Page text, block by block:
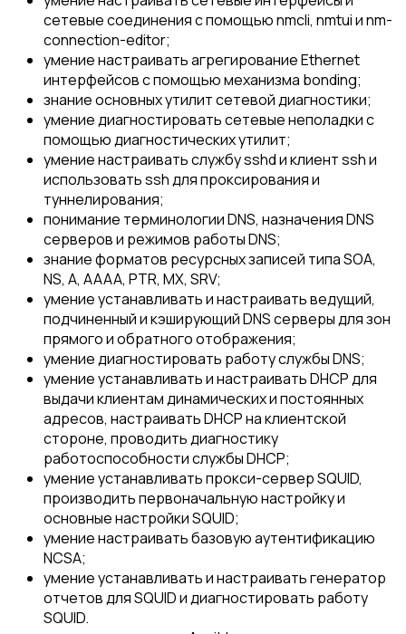
сетевые соединения с помощью nmcli, nmtui и nm-
connection-editor;
умение настраивать агрегирование Ethernet
интерфейсов с помощью механизма bonding;
знание основных утилит сетевой диагностики;
умение диагностировать сетевые неполадки с
помощью диагностических утилит;
умение настраивать службу sshd и клиент ssh и
использовать ssh для проксирования и
туннелирования;
понимание терминологии DNS, назначения DNS
серверов и режимов работы DNS;
знание форматов ресурсных записей типа SOA,
NS, A, AAAA, PTR, MX, SRV;
умение устанавливать и настраивать ведущий,
подчиненный и кэширующий DNS серверы для зон
прямого и обратного отображения;
умение диагностировать работу службы DNS;
умение устанавливать и настраивать DHCP для
выдачи клиентам динамических и постоянных
адресов, настраивать DHCP на клиентской
стороне, проводить диагностику
работоспособности службы DHCP;
умение устанавливать прокси-сервер SQUID,
производить первоначальную настройку и
основные настройки SQUID;
умение настраивать базовую аутентификацию
NCSA;
умение устанавливать и настраивать генератор
отчетов для SQUID и диагностировать работу
SQUID.